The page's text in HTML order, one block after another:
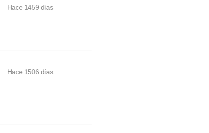
Hace 1459 días
Hace 1506 días